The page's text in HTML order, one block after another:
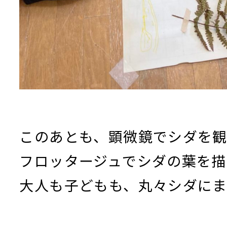
このあとも、顕微鏡でシダを
フロッタージュでシダの葉を
大人も子どもも、丸々シダに